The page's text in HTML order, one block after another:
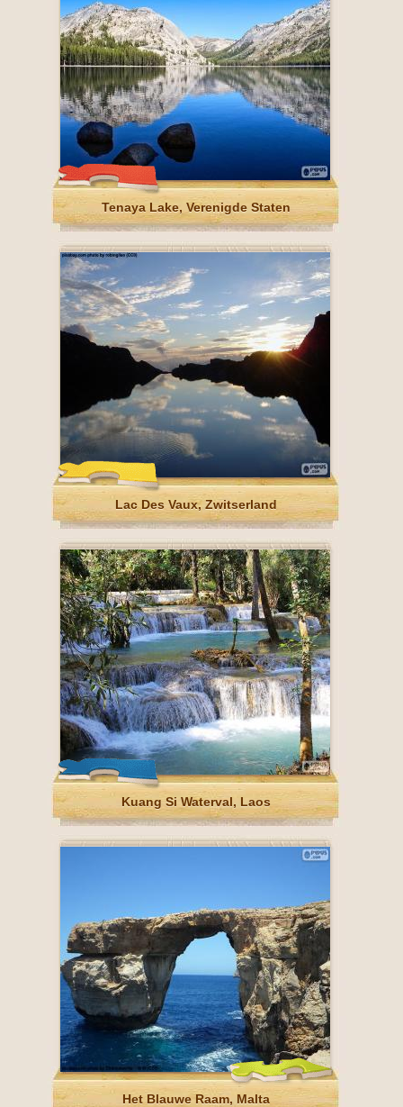
Tenaya Lake, Verenigde Staten
Lac Des Vaux, Zwitserland
Kuang Si Waterval, Laos
Het Blauwe Raam, Malta